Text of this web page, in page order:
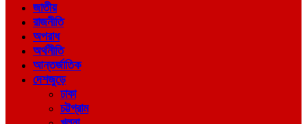
জাতীয়
রাজনীতি
অপরাধ
অর্থনীতি
আন্তর্জাতিক
দেশজুড়ে
ঢাকা
চট্টগ্রাম